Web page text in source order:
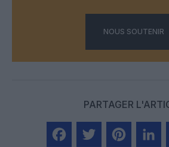
NOUS SOUTENIR
PARTAGER